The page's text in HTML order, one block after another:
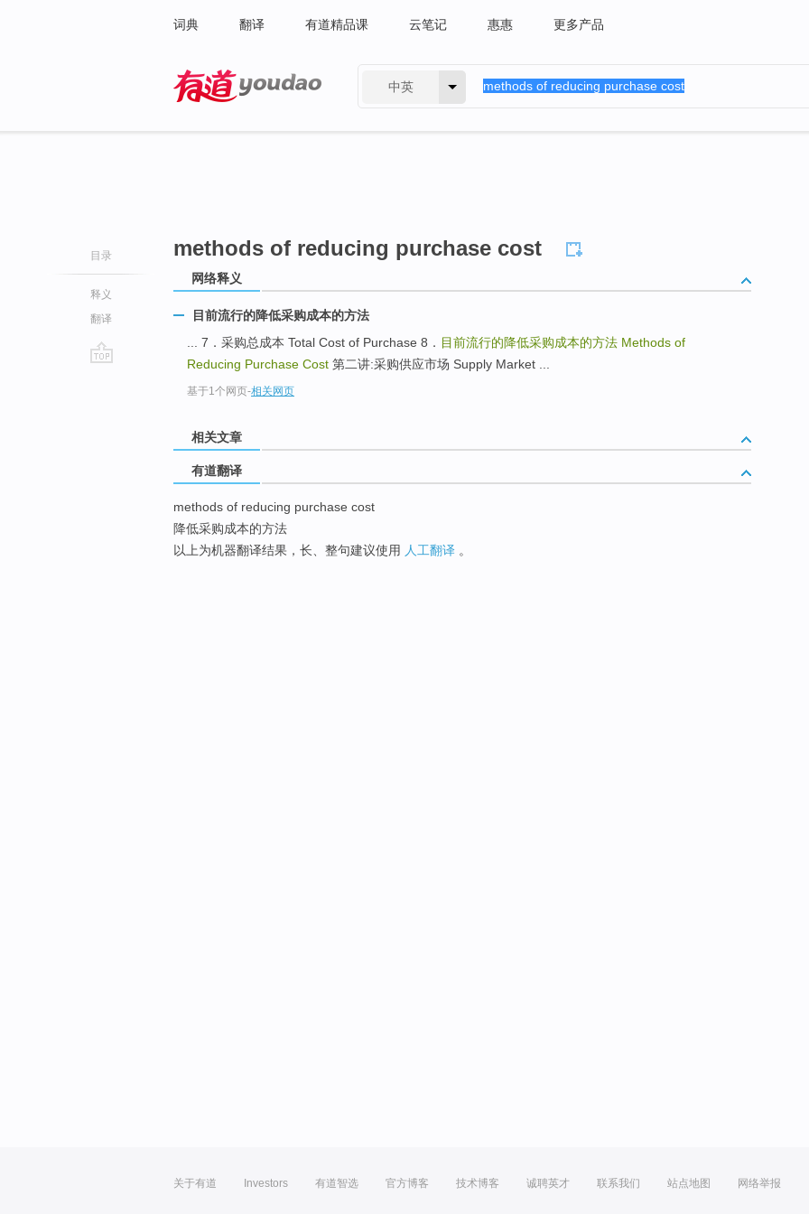
词典 翻译 有道精品课 云笔记 惠惠 更多产品
中英
目录
释义
翻译
methods of reducing purchase cost
网络释义
目前流行的降低采购成本的方法
... 7．采购总成本 Total Cost of Purchase 8． 目前流行的降低采购成本的方法 Methods of
Reducing Purchase Cost 第二讲:采购供应市场 Supply Market ...
基于1个网页-相关网页
相关文章
有道翻译
methods of reducing purchase cost
降低采购成本的方法
以上为机器翻译结果，长、整句建议使用 人工翻译 。
关于有道 Investors 有道智选 官方博客 技术博客 诚聘英才 联系我们 站点地图 网络举报